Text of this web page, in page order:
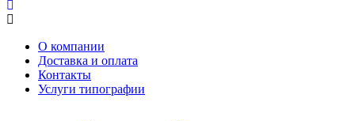
О компании
Доставка и оплата
Контакты
Услуги типографии